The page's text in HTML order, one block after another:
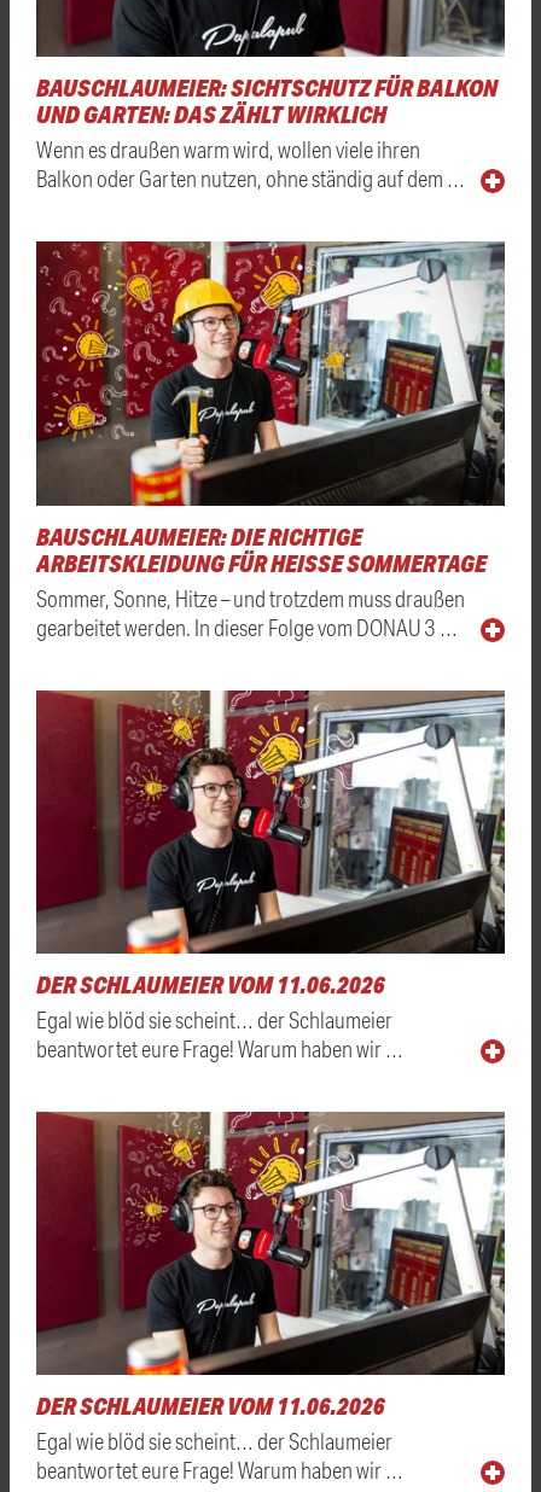
BAUSCHLAUMEIER: SICHTSCHUTZ FÜR BALKON
UND GARTEN: DAS ZÄHLT WIRKLICH
Wenn es draußen warm wird, wollen viele ihren
Balkon oder Garten nutzen, ohne ständig auf dem …
BAUSCHLAUMEIER: DIE RICHTIGE
ARBEITSKLEIDUNG FÜR HEISSE SOMMERTAGE
Sommer, Sonne, Hitze – und trotzdem muss draußen
gearbeitet werden. In dieser Folge vom DONAU 3 …
DER SCHLAUMEIER VOM 11.06.2026
Egal wie blöd sie scheint… der Schlaumeier
beantwortet eure Frage! Warum haben wir …
DER SCHLAUMEIER VOM 11.06.2026
Egal wie blöd sie scheint… der Schlaumeier
beantwortet eure Frage! Warum haben wir …